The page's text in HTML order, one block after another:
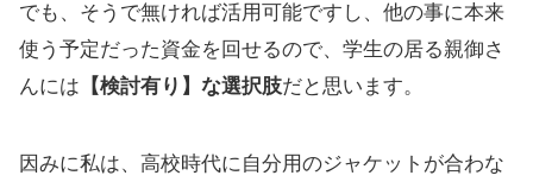
でも、そうで無ければ活用可能ですし、他の事に本来
使う予定だった資金を回せるので、学生の居る親御さ
んには 【検討有り】な選択肢だと思います。
因みに私は、高校時代に自分用のジャケットが合わな